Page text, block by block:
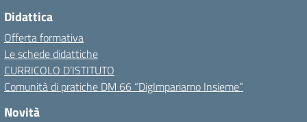
Didattica
Offerta formativa
Le schede didattiche
CURRICOLO D’ISTITUTO
Comunità di pratiche DM 66 “DigImpariamo Insieme”
Novità